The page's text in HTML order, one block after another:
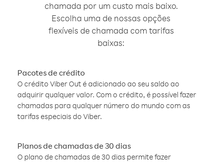
chamada por um custo mais baixo.
Escolha uma de nossas opções
flexíveis de chamada com tarifas
baixas:
Pacotes de crédito
O crédito Viber Out é adicionado ao seu saldo ao
adquirir qualquer valor. Com o crédito, é possível fazer
chamadas para qualquer número do mundo com as
tarifas especiais do Viber.
Planos de chamadas de 30 dias
O plano de chamadas de 30 dias permite fazer